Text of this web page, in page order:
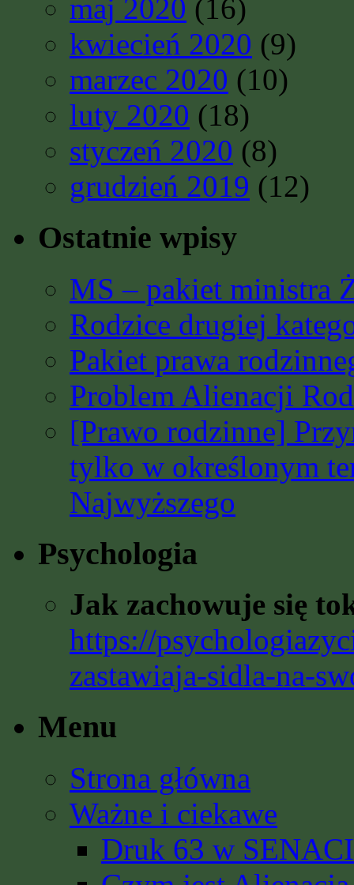
maj 2020 (16)
kwiecień 2020 (9)
marzec 2020 (10)
luty 2020 (18)
styczeń 2020 (8)
grudzień 2019 (12)
Ostatnie wpisy
MS – pakiet ministra
Rodzice drugiej
Pakiet prawa
Problem Alienacji
[Prawo rodzinne]
tylko w określonym
Najwyższego
Psychologia
Jak zachowuje się
https://
zastawiaja-sidla-na-
Menu
Strona główna
Ważne i ciekawe
Druk 63 w